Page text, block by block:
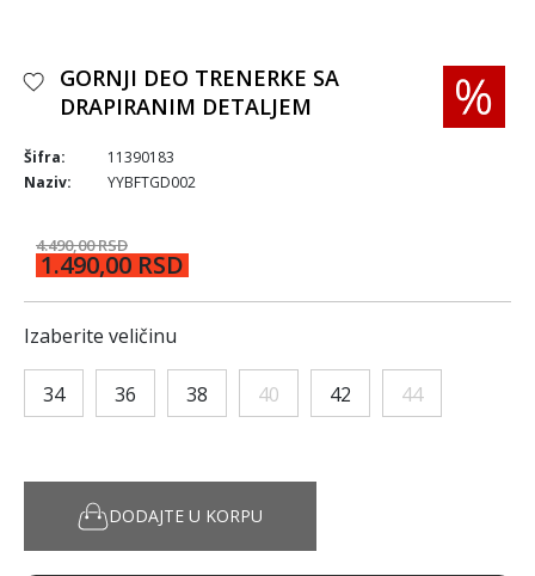
GORNJI DEO TRENERKE SA
DRAPIRANIM DETALJEM
Šifra:
11390183
Naziv:
YYBFTGD002
4.490,00 RSD
1.490,00 RSD
Izaberite veličinu
34 36 38 40 42 44
DODAJTE U KORPU